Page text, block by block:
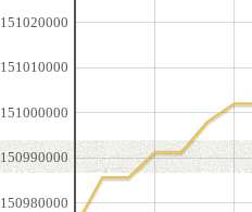
150980000
150990000
151000000
151010000
151020000